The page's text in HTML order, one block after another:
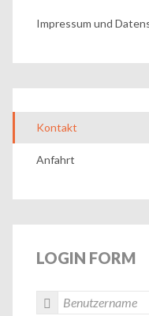
Impressum und
Kontakt
Anfahrt
LOGIN FORM